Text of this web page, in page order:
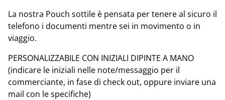
La nostra Pouch sottile è pensata per tenere al sicuro il
telefono i documenti mentre sei in movimento o in
viaggio.
PERSONALIZZABILE CON INIZIALI DIPINTE A MANO
(indicare le iniziali nelle note/messaggio per il
commerciante, in fase di check out, oppure inviare una
mail con le specifiche)